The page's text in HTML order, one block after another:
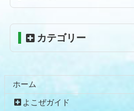
の
戻
カテゴリー
ホーム
よこぜガイド